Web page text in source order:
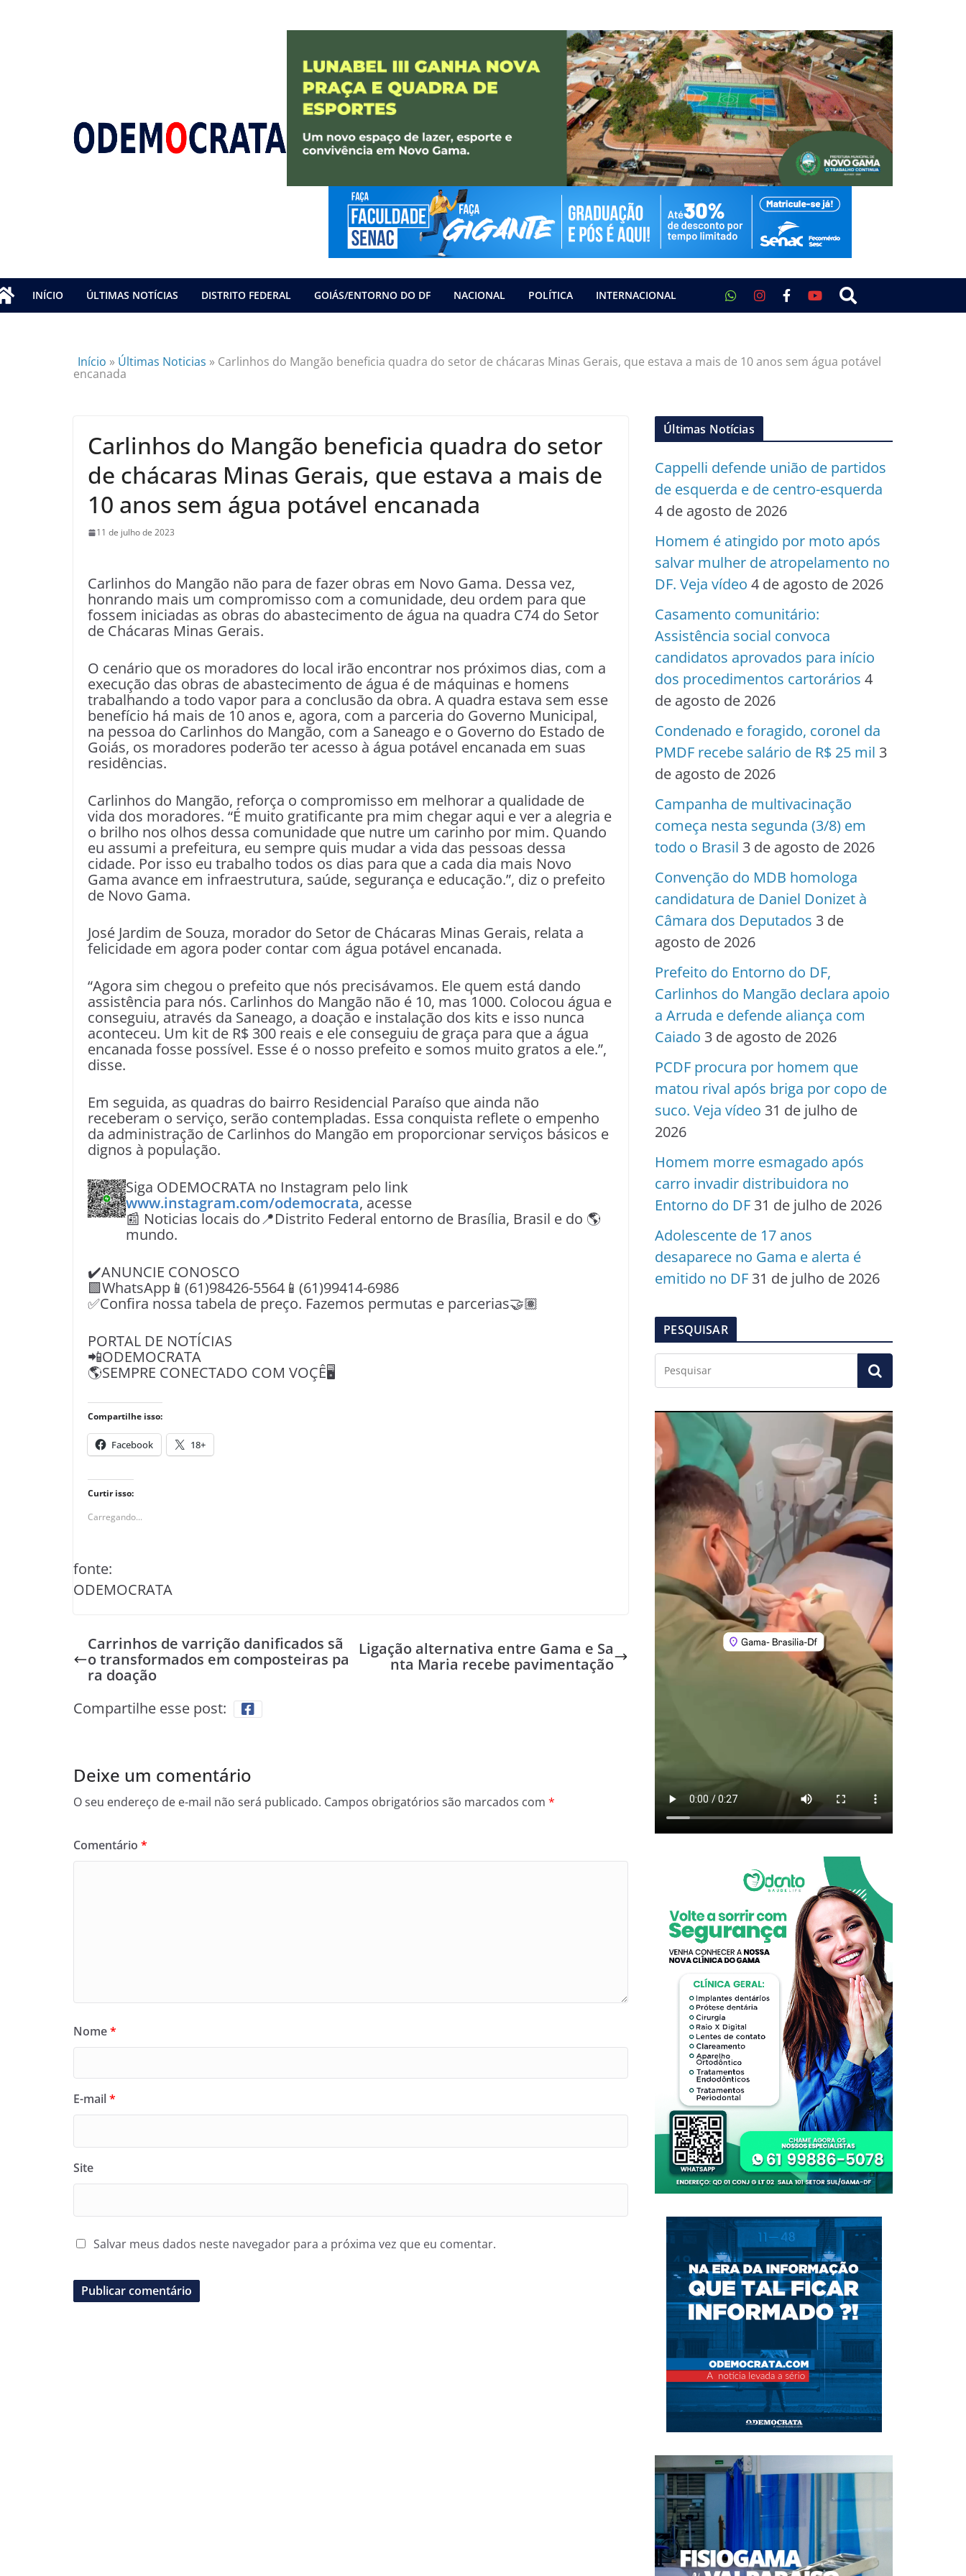
INÍCIO ÚLTIMAS NOTÍCIAS DISTRITO FEDERAL GOIÁS/ENTORNO DO DF NACIONAL POLÍTICA INTERNACIONAL
Início » Últimas Noticias » Carlinhos do Mangão beneficia quadra do setor de chácaras Minas Gerais, que estava a mais de 10 anos sem água potável
encanada
Carlinhos do Mangão beneficia quadra do setor
de chácaras Minas Gerais, que estava a mais de
10 anos sem água potável encanada
11 de julho de 2023
Carlinhos do Mangão não para de fazer obras em Novo Gama. Dessa vez,
honrando mais um compromisso com a comunidade, deu ordem para que
fossem iniciadas as obras do abastecimento de água na quadra C74 do Setor
de Chácaras Minas Gerais.
O cenário que os moradores do local irão encontrar nos próximos dias, com a
execução das obras de abastecimento de água é de máquinas e homens
trabalhando a todo vapor para a conclusão da obra. A quadra estava sem esse
benefício há mais de 10 anos e, agora, com a parceria do Governo Municipal,
na pessoa do Carlinhos do Mangão, com a Saneago e o Governo do Estado de
Goiás, os moradores poderão ter acesso à água potável encanada em suas
residências.
Carlinhos do Mangão, reforça o compromisso em melhorar a qualidade de
vida dos moradores. “É muito gratificante pra mim chegar aqui e ver a alegria e
o brilho nos olhos dessa comunidade que nutre um carinho por mim. Quando
eu assumi a prefeitura, eu sempre quis mudar a vida das pessoas dessa
cidade. Por isso eu trabalho todos os dias para que a cada dia mais Novo
Gama avance em infraestrutura, saúde, segurança e educação.”, diz o prefeito
de Novo Gama.
José Jardim de Souza, morador do Setor de Chácaras Minas Gerais, relata a
felicidade em agora poder contar com água potável encanada.
“Agora sim chegou o prefeito que nós precisávamos. Ele quem está dando
assistência para nós. Carlinhos do Mangão não é 10, mas 1000. Colocou água e
conseguiu, através da Saneago, a doação e instalação dos kits e isso nunca
aconteceu. Um kit de R$ 300 reais e ele conseguiu de graça para que a água
encanada fosse possível. Esse é o nosso prefeito e somos muito gratos a ele.”,
disse.
Em seguida, as quadras do bairro Residencial Paraíso que ainda não
receberam o serviço, serão contempladas. Essa conquista reflete o empenho
da administração de Carlinhos do Mangão em proporcionar serviços básicos e
dignos à população.
Siga ODEMOCRATA no Instagram pelo link
www.instagram.com/odemocrata, acesse
📰 Noticias locais do📍Distrito Federal entorno de Brasília, Brasil e do 🌎
mundo.
✔️ANUNCIE CONOSCO
🟩WhatsApp📱(61)98426-5564📱(61)99414-6986
✅Confira nossa tabela de preço. Fazemos permutas e parcerias🤝🏽
PORTAL DE NOTÍCIAS
📲ODEMOCRATA
🌎SEMPRE CONECTADO COM VOÇÊ🖥️
Compartilhe isso:
Facebook 18+
Curtir isso:
Carregando...
fonte:
ODEMOCRATA
Carrinhos de varrição danificados sã
o transformados em composteiras pa
ra doação
Ligação alternativa entre Gama e Sa
nta Maria recebe pavimentação
Compartilhe esse post:
Deixe um comentário
O seu endereço de e-mail não será publicado. Campos obrigatórios são marcados com *
Comentário *
Nome*
E-mail*
Site
Salvar meus dados neste navegador para a próxima vez que eu comentar.
Últimas Notícias
Cappelli defende união de partidos
de esquerda e de centro-esquerda
4 de agosto de 2026
Homem é atingido por moto após
salvar mulher de atropelamento no
DF. Veja vídeo 4 de agosto de 2026
Casamento comunitário:
Assistência social convoca
candidatos aprovados para início
dos procedimentos cartorários 4
de agosto de 2026
Condenado e foragido, coronel da
PMDF recebe salário de R$ 25 mil 3
de agosto de 2026
Campanha de multivacinação
começa nesta segunda (3/8) em
todo o Brasil 3 de agosto de 2026
Convenção do MDB homologa
candidatura de Daniel Donizet à
Câmara dos Deputados 3 de
agosto de 2026
Prefeito do Entorno do DF,
Carlinhos do Mangão declara apoio
a Arruda e defende aliança com
Caiado 3 de agosto de 2026
PCDF procura por homem que
matou rival após briga por copo de
suco. Veja vídeo 31 de julho de
2026
Homem morre esmagado após
carro invadir distribuidora no
Entorno do DF 31 de julho de 2026
Adolescente de 17 anos
desaparece no Gama e alerta é
emitido no DF 31 de julho de 2026
PESQUISAR